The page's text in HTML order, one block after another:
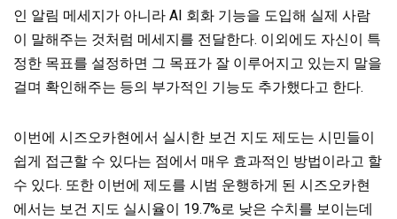
인 알림 메세지가 아니라 AI 회화 기능을 도입해 실제 사람
이 말해주는 것처럼 메세지를 전달한다. 이외에도 자신이 특
정한 목표를 설정하면 그 목표가 잘 이루어지고 있는지 말을
걸며 확인해주는 등의 부가적인 기능도 추가했다고 한다.
이번에 시즈오카현에서 실시한 보건 지도 제도는 시민들이
쉽게 접근할 수 있다는 점에서 매우 효과적인 방법이라고 할
수 있다. 또한 이번에 제도를 시범 운행하게 된 시즈오카현
에서는 보건 지도 실시율이 19.7%로 낮은 수치를 보이는데